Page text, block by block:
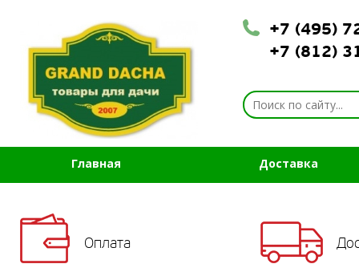
+7 (495)
+7 (812)
Главная Доставка
Оплата